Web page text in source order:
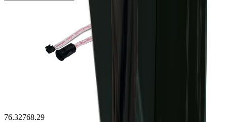
76.32768.29